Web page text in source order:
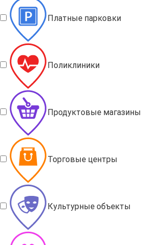
Платные парковки
Поликлиники
Продуктовые магазины
Торговые центры
Культурные объекты